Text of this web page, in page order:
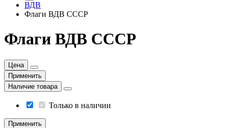
ВДВ
Флаги ВДВ СССР
Флаги ВДВ СССР
Цена
Применить
Наличие товара
Только в наличии
Применить